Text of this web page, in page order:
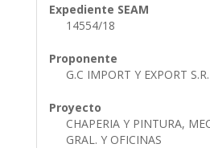
Expediente SEAM
14554/18
Proponente
G.C IMPORT Y EXPORT
Proyecto
CHAPERIA Y PINTURA,
GRAL. Y OFICINAS